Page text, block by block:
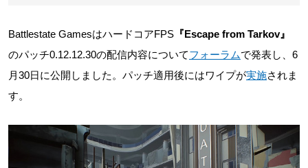
Battlestate GamesはハードコアFPS 『Escape from Tarkov』
のパッチ0.12.12.30の配信内容についてフォーラムで発表し、6
月30日に公開しました。パッチ適用後にはワイプが実施されま
す。